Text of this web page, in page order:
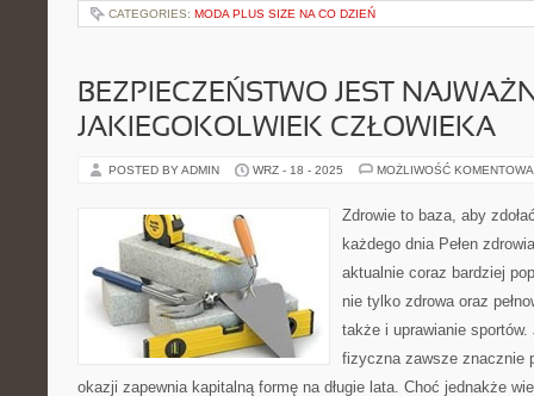
CATEGORIES: MODA PLUS SIZE NA CO DZIEŃ
BEZPIECZEŃSTWO JEST
JAKIEGOKOLWIEK CZŁOWIEKA
POSTED BY ADMIN WRZ - 18 - 2025 MOŻLIWOŚĆ
Zdrowie to baza, aby
każdego dnia Pełen
aktualnie coraz bardziej
nie tylko zdrowa oraz
także i uprawianie
fizyczna zawsze znacznie
okazji zapewnia kapitalną formę na długie lata. Choć jednakże